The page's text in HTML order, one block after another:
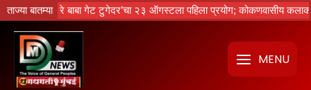
ताज्या बातम्या
नको रे बाबा गेट टुगेदर’चा २३ ऑगस्टला पहिला प्रयोग; कोकणवासीय कलाकारांची
Skip
to
content
MENU